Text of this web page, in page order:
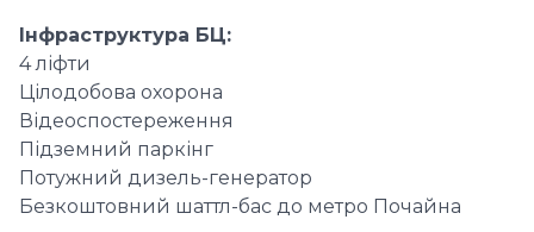
Інфраструктура БЦ:
4 ліфти
Цілодобова охорона
Відеоспостереження
Підземний паркінг
Потужний дизель-генератор
Безкоштовний шаттл-бас до метро Почайна